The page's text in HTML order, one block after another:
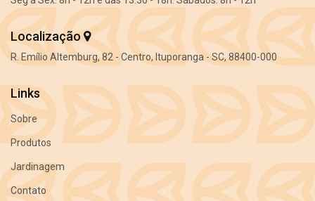
Localização
R. Emílio Altemburg, 82 - Centro, Ituporanga - SC, 88400-000
Links
Sobre
Produtos
Jardinagem
Contato